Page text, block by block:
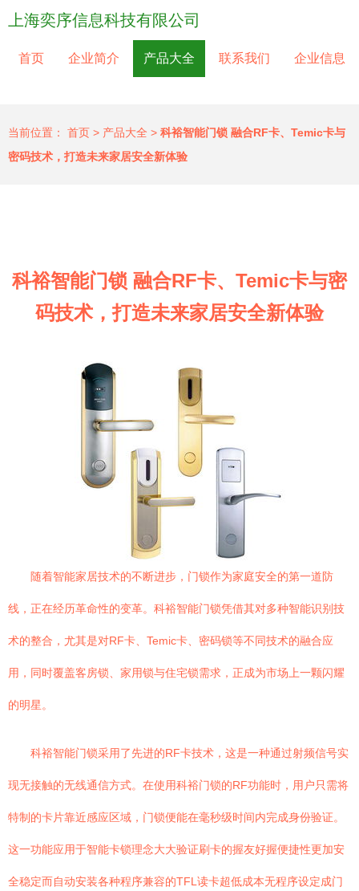
上海奕序信息科技有限公司
首页 企业简介 产品大全 联系我们 企业信息
当前位置： 首页 > 产品大全 > 科裕智能门锁 融合RF卡、Temic卡与
密码技术，打造未来家居安全新体验
科裕智能门锁 融合RF卡、Temic卡与密
码技术，打造未来家居安全新体验
随着智能家居技术的不断进步，门锁作为家庭安全的第一道防
线，正在经历革命性的变革。科裕智能门锁凭借其对多种智能识别技
术的整合，尤其是对RF卡、Temic卡、密码锁等不同技术的融合应
用，同时覆盖客房锁、家用锁与住宅锁需求，正成为市场上一颗闪耀
的明星。
科裕智能门锁采用了先进的RF卡技术，这是一种通过射频信号实
现无接触的无线通信方式。在使用科裕门锁的RF功能时，用户只需将
特制的卡片靠近感应区域，门锁便能在毫秒级时间内完成身份验证。
这一功能应用于智能卡锁理念大大验证刷卡的握友好握便捷性更加安
全稳定而自动安装各种程序兼容的TFL读卡超低成本无程序设定成门